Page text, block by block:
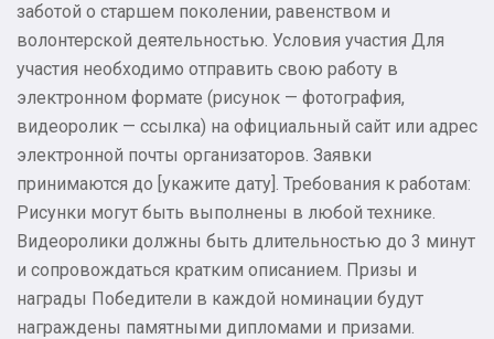
заботой о старшем поколении, равенством и
волонтерской деятельностью. Условия участия Для
участия необходимо отправить свою работу в
электронном формате (рисунок — фотография,
видеоролик — ссылка) на официальный сайт или адрес
электронной почты организаторов. Заявки
принимаются до [укажите дату]. Требования к работам:
Рисунки могут быть выполнены в любой технике.
Видеоролики должны быть длительностью до 3 минут
и сопровождаться кратким описанием. Призы и
награды Победители в каждой номинации будут
награждены памятными дипломами и призами.